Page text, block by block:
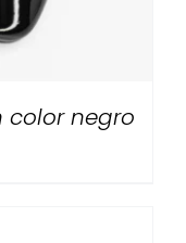
color negro